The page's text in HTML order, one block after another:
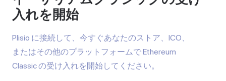
入れを開始
Plisio に接続して、今すぐあなたのストア、ICO、
またはその他のプラットフォームで Ethereum
Classic の受け入れを開始してください。